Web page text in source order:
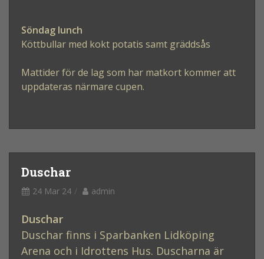
Söndag lunch
Köttbullar med kokt potatis samt gräddsås
Mattider för de lag som har matkort kommer att
uppdateras närmare cupen.
Duschar
24 Mar 24 admin
Duschar
Duschar finns i Sparbanken Lidköping
Arena och i Idrottens Hus. Duscharna är